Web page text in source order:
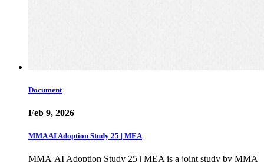
Document
Feb 9, 2026
MMA AI Adoption Study 25 | MEA
MMA AI Adoption Study 25 | MEA is a joint study by MMA